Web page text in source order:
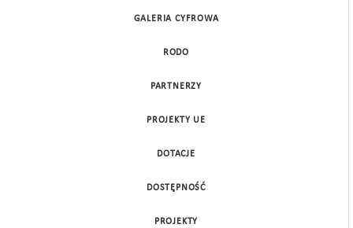
GALERIA CYFROWA
RODO
PARTNERZY
PROJEKTY UE
DOTACJE
DOSTĘPNOŚĆ
PROJEKTY